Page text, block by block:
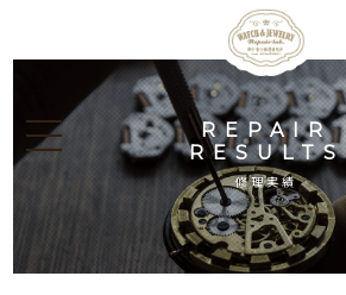
REPAIR
RESULTS
修理実績